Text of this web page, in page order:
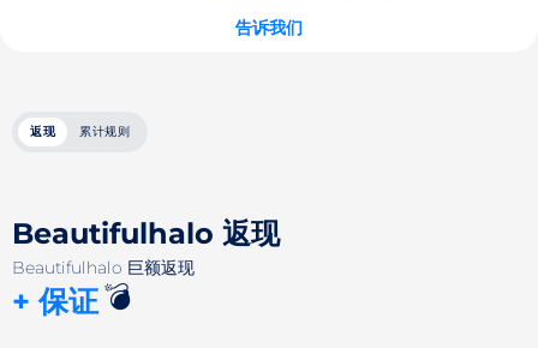
告诉我们
返现 累计规则
Beautifulhalo 返现
Beautifulhalo 巨额返现
+ 保证💣